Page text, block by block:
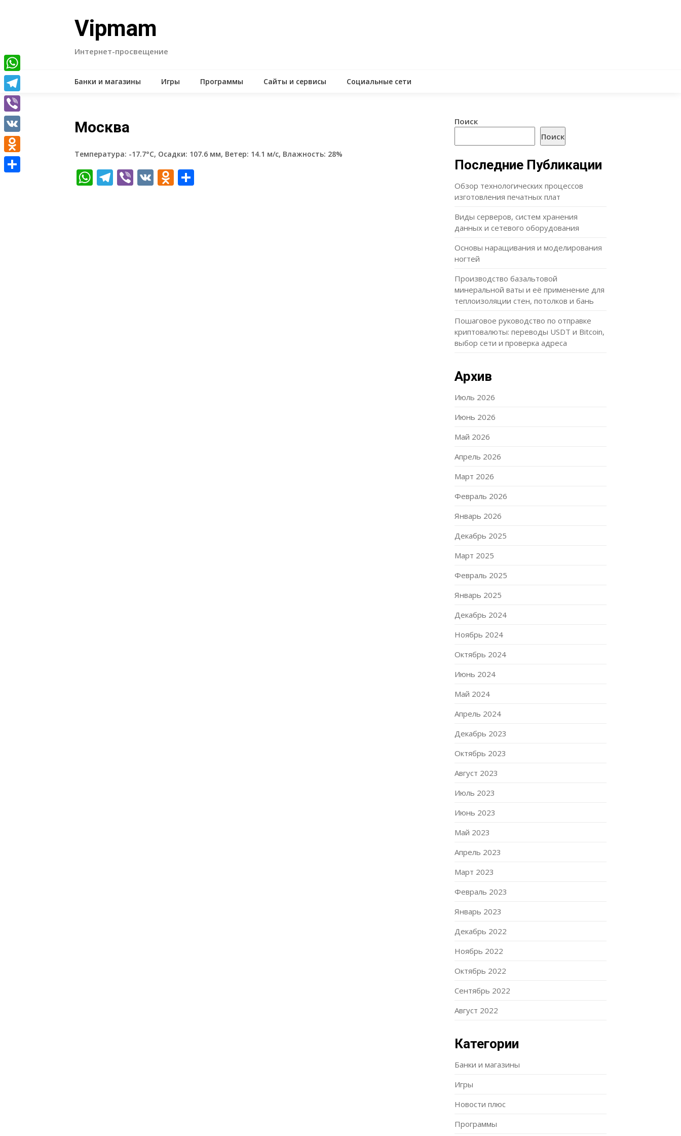
Vipmam
Интернет-просвещение
Банки и магазины Игры Программы Сайты и сервисы Социальные сети
Москва
Температура: -17.7°C, Осадки: 107.6 мм, Ветер: 14.1 м/с, Влажность: 28%
WhatsApp
Telegram
Viber
VKOdnoklassniki
Поиск
Поиск
Последние Публикации
Обзор технологических процессов
изготовления печатных плат
Виды серверов, систем хранения
данных и сетевого оборудования
Основы наращивания и моделирования
ногтей
Производство базальтовой
минеральной ваты и её применение для
теплоизоляции стен, потолков и бань
Пошаговое руководство по отправке
криптовалюты: переводы USDT и Bitcoin,
выбор сети и проверка адреса
Архив
Июль 2026
Июнь 2026
Май 2026
Апрель 2026
Март 2026
Февраль 2026
Январь 2026
Декабрь 2025
Март 2025
Февраль 2025
Январь 2025
Декабрь 2024
Ноябрь 2024
Октябрь 2024
Июнь 2024
Май 2024
Апрель 2024
Декабрь 2023
Октябрь 2023
Август 2023
Июль 2023
Июнь 2023
Май 2023
Апрель 2023
Март 2023
Февраль 2023
Январь 2023
Декабрь 2022
Ноябрь 2022
Октябрь 2022
Сентябрь 2022
Август 2022
Категории
Банки и магазины
Игры
Новости плюс
Программы
WhatsApp
Telegram
Viber
VK
Odnoklassniki